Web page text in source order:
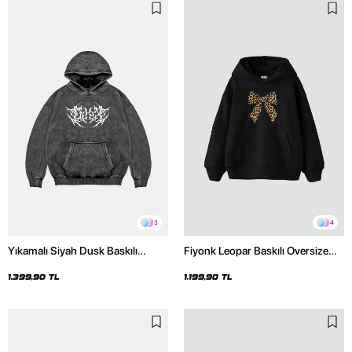
3
Yıkamalı Siyah Dusk Baskılı
1.399,90 TL
4
Fiyonk Leopar Baskılı Oversize
1.199,90 TL